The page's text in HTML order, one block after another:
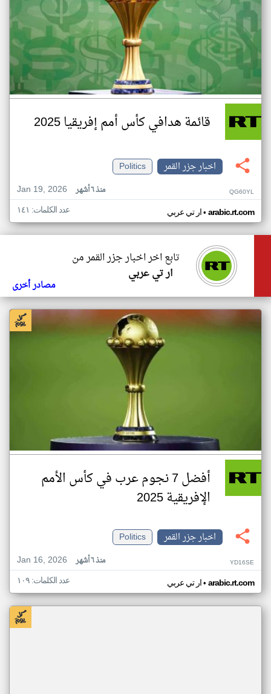
قائمة هدافي كأس أمم إفريقيا 2025
اخبار جزر القمر
Politics
Jan 19, 2026
منذ ٦ أشهر QG60YL
ار تي عربي• arabic.rt.com عدد الكلمات: ١٤١
تابع اخر اخبار جزر القمر من
ار تي عربي
مصادر أخرى
أفضل 7 نجوم عرب في كأس الأمم
الإفريقية 2025
اخبار جزر القمر
Politics
Jan 16, 2026
منذ ٦ أشهر YD16SE
ار تي عربي• arabic.rt.com عدد الكلمات: ١٠٩